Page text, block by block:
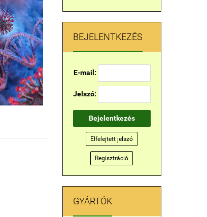
BEJELENTKEZÉS
E-mail:
Jelszó:
Bejelentkezés
Elfelejtett jelszó
Regisztráció
GYÁRTÓK